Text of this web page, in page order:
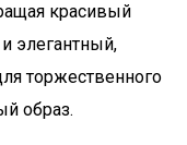
красивый
элегантный,
торжественного
образ.